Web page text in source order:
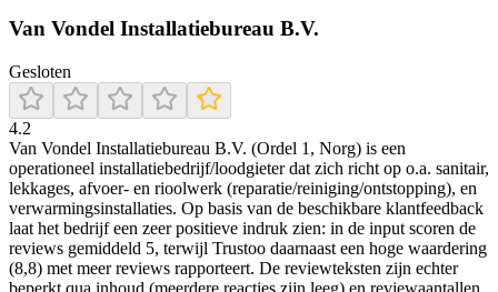
Van Vondel Installatiebureau B.V.
Gesloten
4.2
Van Vondel Installatiebureau B.V. (Ordel 1, Norg) is een
operationeel installatiebedrijf/loodgieter dat zich richt op o.a. sanitair,
lekkages, afvoer- en rioolwerk (reparatie/reiniging/ontstopping), en
verwarmingsinstallaties. Op basis van de beschikbare klantfeedback
laat het bedrijf een zeer positieve indruk zien: in de input scoren de
reviews gemiddeld 5, terwijl Trustoo daarnaast een hoge waardering
(8,8) met meer reviews rapporteert. De reviewteksten zijn echter
beperkt qua inhoud (meerdere reacties zijn leeg) en reviewaantallen